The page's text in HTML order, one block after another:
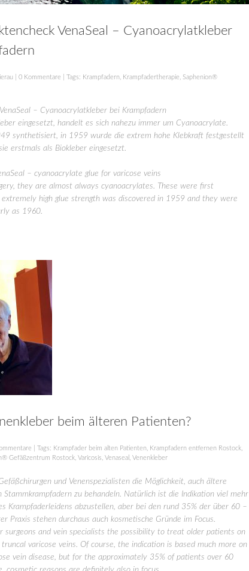
VenaSeal – Cyanoacrylatkleber
0 Kommentare | Tags: Krampfadern, Krampfadertherapie, Saphenion®
– Cyanoacrylatkleber bei Krampfadern
eingesetzt, handelt es sich nahezu immer um Cyanoacrylate.
synthetisiert, in 1959 wurde die extrem hohe Klebkraft festgestellt
erstmals als Biokleber eingesetzt.
– cyanoacrylate glue for varicose veins
they are almost always cyanoacrylates. These were first
high glue strength was discovered in 1959 and they were
as 1960.
beim älteren Patienten?
| Tags: Krampfader beim alten Patienten, Krampfadern entfernen Rostock,
Gefäßzentrum Rostock, Varicosis, Venaseal , Venenkleber
und Venenspezialisten die Möglichkeit, auch ältere
Stammkrampfadern zu behandeln. Natürlich ist die Indikation viel mehr
Krampfaderleidens abzustellen, aber bei den rund 35% der über 60 –
Praxis stehen durchaus auch kosmetische Gründe im Focus.
surgeons and vein specialists the possibility to treat older patients on
varicose veins. Of course, the indication is based much more on
vein disease, but for the approximately 35% of patients over 60